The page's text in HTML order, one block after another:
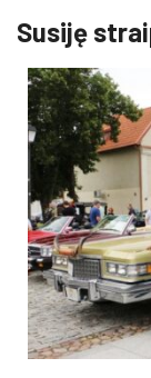
Susiję